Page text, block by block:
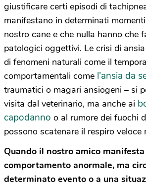
giustificare certi episodi di
manifestano in determinati
nostro cane e che nulla hanno che
patologici oggettivi. Le crisi di
di fenomeni naturali come il
comportamentali come l’ansia da
traumatici o magari ansiogeni – si
visita dal veterinario, ma anche ai
capodanno o al rumore dei fuochi
possono scatenare il respiro veloce
Quando il nostro amico
comportamento anormale, ma
determinato evento o a una